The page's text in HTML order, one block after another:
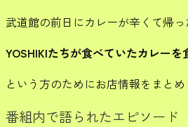
武道館の前日にカレーが辛くて帰
YOSHIKIたちが食べていたカレーを
という方のためにお店情報をまとめ
番組内で語られたエピソード